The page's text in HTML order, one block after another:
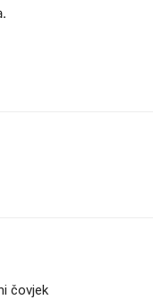
čovjek